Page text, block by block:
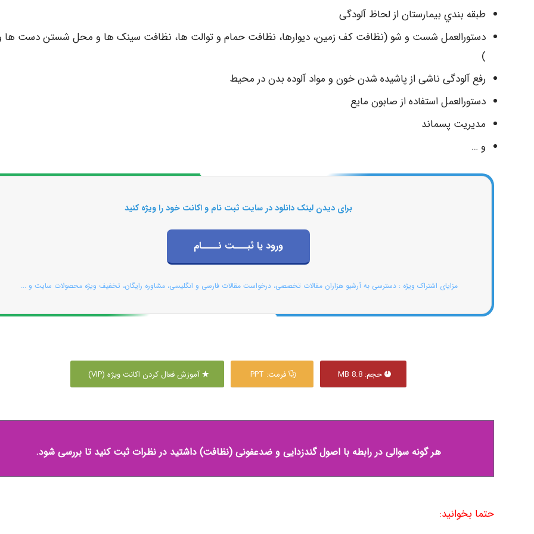
طبقه بندي بیمارستان از لحاظ آلودگی
دستورالعمل شست و شو (نظافت کف زمین، دیوارها، نظافت حمام و توالت ها، نظافت سینک ها و محل شستن دست ها
)
رفع آلودگی ناشی از پاشیده شدن خون و مواد آلوده بدن در محیط
دستورالعمل استفاده از صابون مايع
مدیریت پسماند
و …
برای دیدن لینک دانلود در سایت ثبت نام و اکانت خود را ویژه کنید
ورود یا ثبـــت نــــام
مزایای اشتراک ویژه : دسترسی به آرشیو هزاران مقالات تخصصی، درخواست مقالات فارسی و انگلیسی، مشاوره رایگان، تخفیف ویژه محصولات سایت و ...
حجم: 8.8 MB فرمت: PPT آموزش فعال کردن اکانت ویژه (VIP)
هر گونه سوالی در رابطه با اصول گندزدایی و ضدعفونی (نظافت) داشتید در نظرات ثبت کنید تا بررسی شود.
حتما بخوانید: